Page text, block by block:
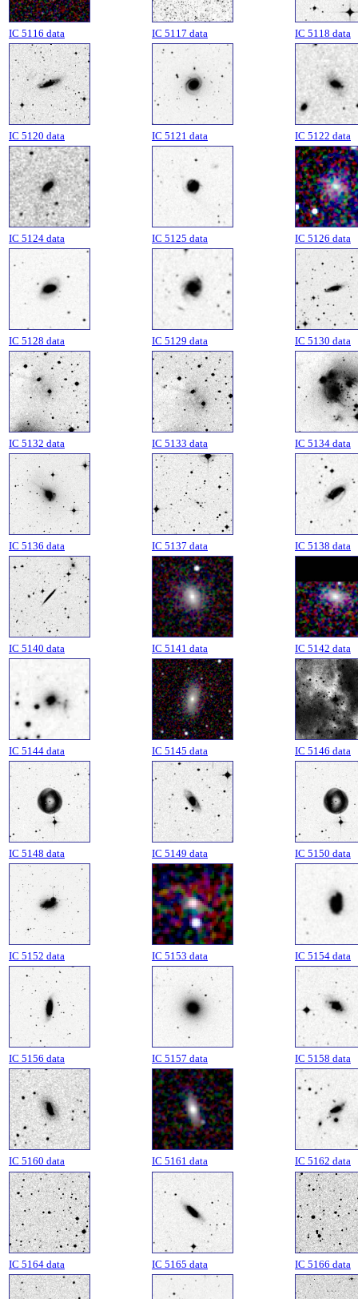
IC 5116 data IC 5117 data IC 5118 data
IC 5120 data IC 5121 data IC 5122 data
IC 5124 data IC 5125 data IC 5126 data
IC 5128 data IC 5129 data IC 5130 data
IC 5132 data IC 5133 data IC 5134 data
IC 5136 data IC 5137 data IC 5138 data
IC 5140 data IC 5141 data IC 5142 data
IC 5144 data IC 5145 data IC 5146 data
IC 5148 data IC 5149 data IC 5150 data
IC 5152 data IC 5153 data IC 5154 data
IC 5156 data IC 5157 data IC 5158 data
IC 5160 data IC 5161 data IC 5162 data
IC 5164 data IC 5165 data IC 5166 data